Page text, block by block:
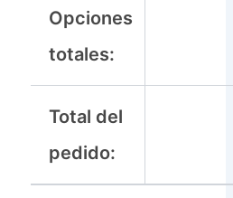
Opciones
totales:
Total del
pedido: